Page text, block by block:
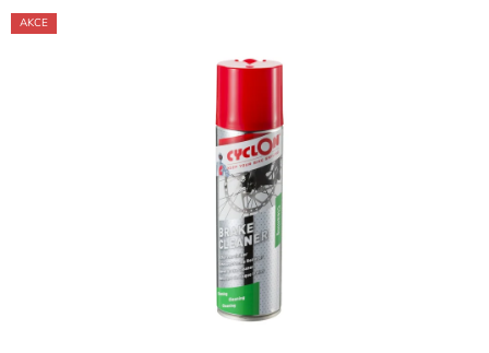
produktu
AKCE